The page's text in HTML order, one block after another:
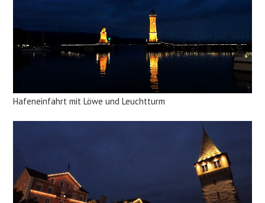
Hafeneinfahrt mit Löwe und Leuchtturm